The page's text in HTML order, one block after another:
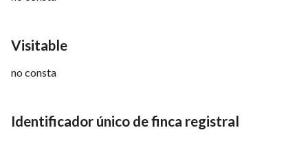
Visitable
no consta
Identificador único de finca registral